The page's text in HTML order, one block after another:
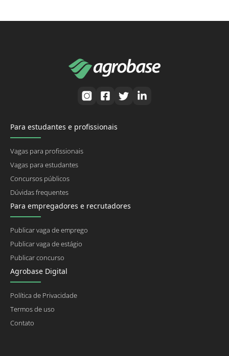
Para estudantes e profissionais
Vagas para profissionais
Vagas para estudantes
Concursos públicos
Dúvidas frequentes
Para empregadores e recrutadores
Publicar vaga de emprego
Publicar vaga de estágio
Publicar concurso
Agrobase Digital
Política de Privacidade
Termos de uso
Contato